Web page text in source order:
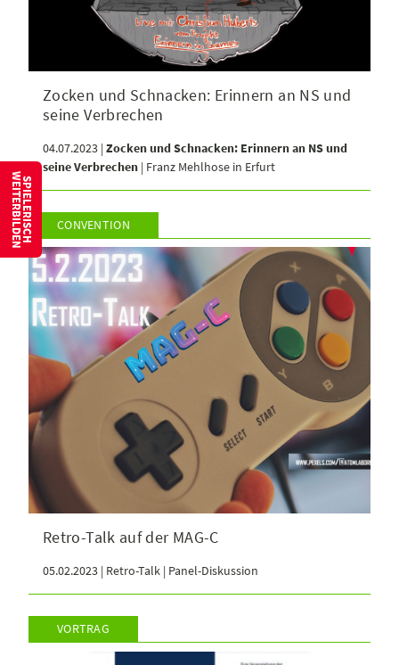
Zocken und Schnacken: Erinnern an NS und
seine Verbrechen
04.07.2023 | Zocken und Schnacken: Erinnern an NS und
seine Verbrechen | Franz Mehlhose in Erfurt
CONVENTION
Retro-Talk auf der MAG-C
05.02.2023 | Retro-Talk | Panel-Diskussion
VORTRAG
S
P
I
E
L
E
R
I
S
C
H
WE
I
T
E
R
B
I
L
D
E
N